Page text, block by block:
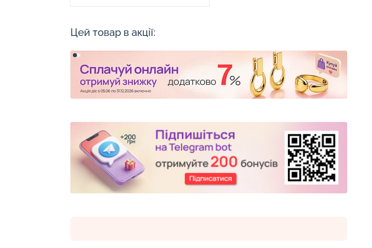
Цей товар в акції: